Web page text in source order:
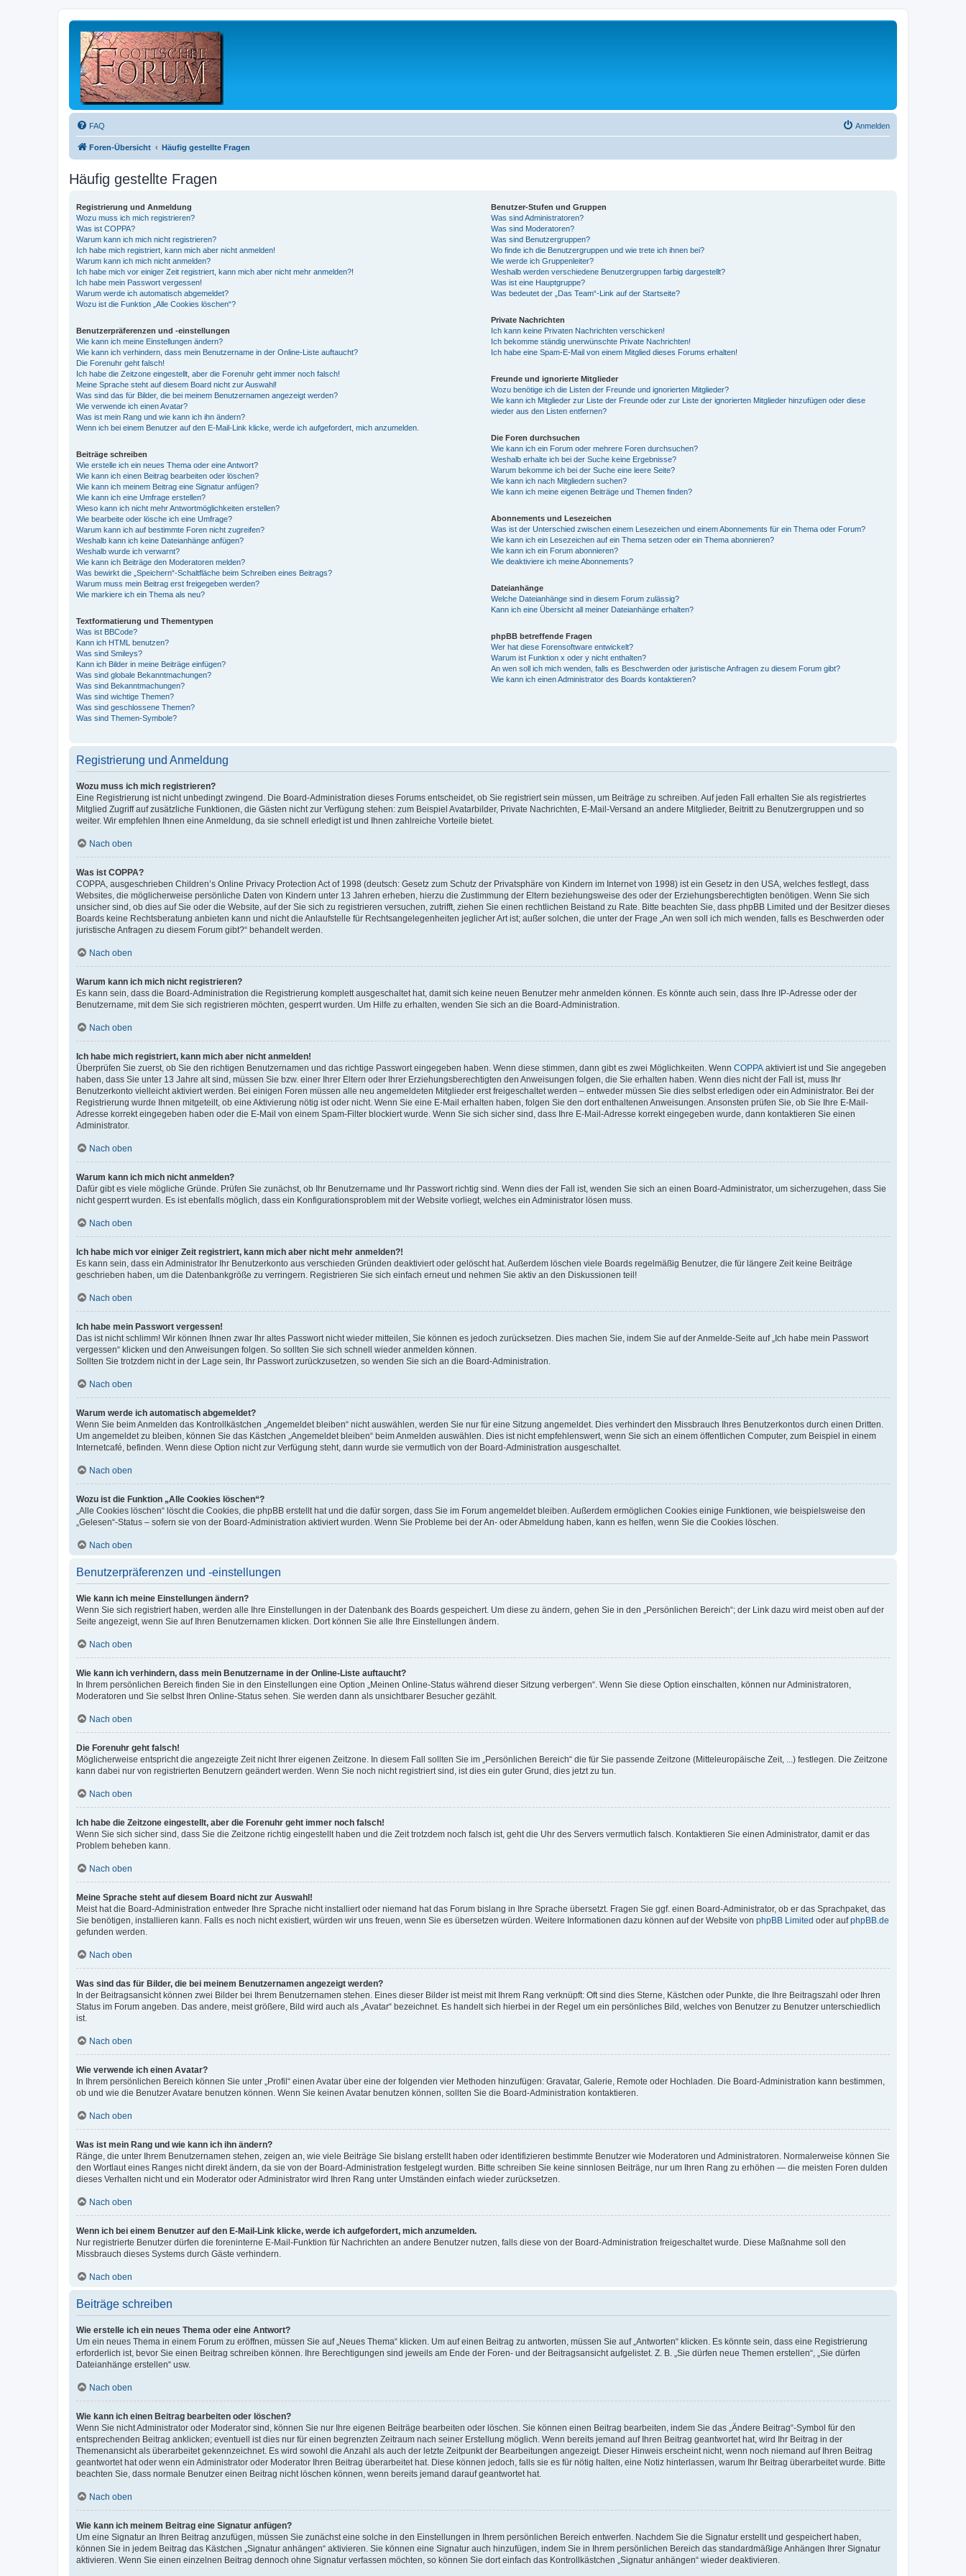
FAQ Anmelden
Foren-Übersicht Häufig gestellte Fragen
Häufig gestellte Fragen
Registrierung und Anmeldung
Wozu muss ich mich registrieren?
Was ist COPPA?
Warum kann ich mich nicht registrieren?
Ich habe mich registriert, kann mich aber nicht anmelden!
Warum kann ich mich nicht anmelden?
Ich habe mich vor einiger Zeit registriert, kann mich aber nicht mehr anmelden?!
Ich habe mein Passwort vergessen!
Warum werde ich automatisch abgemeldet?
Wozu ist die Funktion „Alle Cookies löschen“?
Benutzerpräferenzen und -einstellungen
Wie kann ich meine Einstellungen ändern?
Wie kann ich verhindern, dass mein Benutzername in der Online-Liste auftaucht?
Die Forenuhr geht falsch!
Ich habe die Zeitzone eingestellt, aber die Forenuhr geht immer noch falsch!
Meine Sprache steht auf diesem Board nicht zur Auswahl!
Was sind das für Bilder, die bei meinem Benutzernamen angezeigt werden?
Wie verwende ich einen Avatar?
Was ist mein Rang und wie kann ich ihn ändern?
Wenn ich bei einem Benutzer auf den E-Mail-Link klicke, werde ich aufgefordert, mich anzumelden.
Beiträge schreiben
Wie erstelle ich ein neues Thema oder eine Antwort?
Wie kann ich einen Beitrag bearbeiten oder löschen?
Wie kann ich meinem Beitrag eine Signatur anfügen?
Wie kann ich eine Umfrage erstellen?
Wieso kann ich nicht mehr Antwortmöglichkeiten erstellen?
Wie bearbeite oder lösche ich eine Umfrage?
Warum kann ich auf bestimmte Foren nicht zugreifen?
Weshalb kann ich keine Dateianhänge anfügen?
Weshalb wurde ich verwarnt?
Wie kann ich Beiträge den Moderatoren melden?
Was bewirkt die „Speichern“-Schaltfläche beim Schreiben eines Beitrags?
Warum muss mein Beitrag erst freigegeben werden?
Wie markiere ich ein Thema als neu?
Textformatierung und Thementypen
Was ist BBCode?
Kann ich HTML benutzen?
Was sind Smileys?
Kann ich Bilder in meine Beiträge einfügen?
Was sind globale Bekanntmachungen?
Was sind Bekanntmachungen?
Was sind wichtige Themen?
Was sind geschlossene Themen?
Was sind Themen-Symbole?
Benutzer-Stufen und Gruppen
Was sind Administratoren?
Was sind Moderatoren?
Was sind Benutzergruppen?
Wo finde ich die Benutzergruppen und wie trete ich ihnen bei?
Wie werde ich Gruppenleiter?
Weshalb werden verschiedene Benutzergruppen farbig dargestellt?
Was ist eine Hauptgruppe?
Was bedeutet der „Das Team“-Link auf der Startseite?
Private Nachrichten
Ich kann keine Privaten Nachrichten verschicken!
Ich bekomme ständig unerwünschte Private Nachrichten!
Ich habe eine Spam-E-Mail von einem Mitglied dieses Forums erhalten!
Freunde und ignorierte Mitglieder
Wozu benötige ich die Listen der Freunde und ignorierten Mitglieder?
Wie kann ich Mitglieder zur Liste der Freunde oder zur Liste der ignorierten Mitglieder hinzufügen oder diese
wieder aus den Listen entfernen?
Die Foren durchsuchen
Wie kann ich ein Forum oder mehrere Foren durchsuchen?
Weshalb erhalte ich bei der Suche keine Ergebnisse?
Warum bekomme ich bei der Suche eine leere Seite?
Wie kann ich nach Mitgliedern suchen?
Wie kann ich meine eigenen Beiträge und Themen finden?
Abonnements und Lesezeichen
Was ist der Unterschied zwischen einem Lesezeichen und einem Abonnements für ein Thema oder Forum?
Wie kann ich ein Lesezeichen auf ein Thema setzen oder ein Thema abonnieren?
Wie kann ich ein Forum abonnieren?
Wie deaktiviere ich meine Abonnements?
Dateianhänge
Welche Dateianhänge sind in diesem Forum zulässig?
Kann ich eine Übersicht all meiner Dateianhänge erhalten?
phpBB betreffende Fragen
Wer hat diese Forensoftware entwickelt?
Warum ist Funktion x oder y nicht enthalten?
An wen soll ich mich wenden, falls es Beschwerden oder juristische Anfragen zu diesem Forum gibt?
Wie kann ich einen Administrator des Boards kontaktieren?
Registrierung und Anmeldung
Wozu muss ich mich registrieren?
Eine Registrierung ist nicht unbedingt zwingend. Die Board-Administration dieses Forums entscheidet, ob Sie registriert sein müssen, um Beiträge zu schreiben. Auf jeden Fall erhalten Sie als registriertes
Mitglied Zugriff auf zusätzliche Funktionen, die Gästen nicht zur Verfügung stehen: zum Beispiel Avatarbilder, Private Nachrichten, E-Mail-Versand an andere Mitglieder, Beitritt zu Benutzergruppen und so
weiter. Wir empfehlen Ihnen eine Anmeldung, da sie schnell erledigt ist und Ihnen zahlreiche Vorteile bietet.
Nach oben
Was ist COPPA?
COPPA, ausgeschrieben Children’s Online Privacy Protection Act of 1998 (deutsch: Gesetz zum Schutz der Privatsphäre von Kindern im Internet von 1998) ist ein Gesetz in den USA, welches festlegt, dass
Websites, die möglicherweise persönliche Daten von Kindern unter 13 Jahren erheben, hierzu die Zustimmung der Eltern beziehungsweise des oder der Erziehungsberechtigten benötigen. Wenn Sie sich
unsicher sind, ob dies auf Sie oder die Website, auf der Sie sich zu registrieren versuchen, zutrifft, ziehen Sie einen rechtlichen Beistand zu Rate. Bitte beachten Sie, dass phpBB Limited und der Besitzer dieses
Boards keine Rechtsberatung anbieten kann und nicht die Anlaufstelle für Rechtsangelegenheiten jeglicher Art ist; außer solchen, die unter der Frage „An wen soll ich mich wenden, falls es Beschwerden oder
juristische Anfragen zu diesem Forum gibt?“ behandelt werden.
Nach oben
Warum kann ich mich nicht registrieren?
Es kann sein, dass die Board-Administration die Registrierung komplett ausgeschaltet hat, damit sich keine neuen Benutzer mehr anmelden können. Es könnte auch sein, dass Ihre IP-Adresse oder der
Benutzername, mit dem Sie sich registrieren möchten, gesperrt wurden. Um Hilfe zu erhalten, wenden Sie sich an die Board-Administration.
Nach oben
Ich habe mich registriert, kann mich aber nicht anmelden!
Überprüfen Sie zuerst, ob Sie den richtigen Benutzernamen und das richtige Passwort eingegeben haben. Wenn diese stimmen, dann gibt es zwei Möglichkeiten. Wenn COPPA aktiviert ist und Sie angegeben
haben, dass Sie unter 13 Jahre alt sind, müssen Sie bzw. einer Ihrer Eltern oder Ihrer Erziehungsberechtigten den Anweisungen folgen, die Sie erhalten haben. Wenn dies nicht der Fall ist, muss Ihr
Benutzerkonto vielleicht aktiviert werden. Bei einigen Foren müssen alle neu angemeldeten Mitglieder erst freigeschaltet werden – entweder müssen Sie dies selbst erledigen oder ein Administrator. Bei der
Registrierung wurde Ihnen mitgeteilt, ob eine Aktivierung nötig ist oder nicht. Wenn Sie eine E-Mail erhalten haben, folgen Sie den dort enthaltenen Anweisungen. Ansonsten prüfen Sie, ob Sie Ihre E-Mail-
Adresse korrekt eingegeben haben oder die E-Mail von einem Spam-Filter blockiert wurde. Wenn Sie sich sicher sind, dass Ihre E-Mail-Adresse korrekt eingegeben wurde, dann kontaktieren Sie einen
Administrator.
Nach oben
Warum kann ich mich nicht anmelden?
Dafür gibt es viele mögliche Gründe. Prüfen Sie zunächst, ob Ihr Benutzername und Ihr Passwort richtig sind. Wenn dies der Fall ist, wenden Sie sich an einen Board-Administrator, um sicherzugehen, dass Sie
nicht gesperrt wurden. Es ist ebenfalls möglich, dass ein Konfigurationsproblem mit der Website vorliegt, welches ein Administrator lösen muss.
Nach oben
Ich habe mich vor einiger Zeit registriert, kann mich aber nicht mehr anmelden?!
Es kann sein, dass ein Administrator Ihr Benutzerkonto aus verschieden Gründen deaktiviert oder gelöscht hat. Außerdem löschen viele Boards regelmäßig Benutzer, die für längere Zeit keine Beiträge
geschrieben haben, um die Datenbankgröße zu verringern. Registrieren Sie sich einfach erneut und nehmen Sie aktiv an den Diskussionen teil!
Nach oben
Ich habe mein Passwort vergessen!
Das ist nicht schlimm! Wir können Ihnen zwar Ihr altes Passwort nicht wieder mitteilen, Sie können es jedoch zurücksetzen. Dies machen Sie, indem Sie auf der Anmelde-Seite auf „Ich habe mein Passwort
vergessen“ klicken und den Anweisungen folgen. So sollten Sie sich schnell wieder anmelden können.
Sollten Sie trotzdem nicht in der Lage sein, Ihr Passwort zurückzusetzen, so wenden Sie sich an die Board-Administration.
Nach oben
Warum werde ich automatisch abgemeldet?
Wenn Sie beim Anmelden das Kontrollkästchen „Angemeldet bleiben“ nicht auswählen, werden Sie nur für eine Sitzung angemeldet. Dies verhindert den Missbrauch Ihres Benutzerkontos durch einen Dritten.
Um angemeldet zu bleiben, können Sie das Kästchen „Angemeldet bleiben“ beim Anmelden auswählen. Dies ist nicht empfehlenswert, wenn Sie sich an einem öffentlichen Computer, zum Beispiel in einem
Internetcafé, befinden. Wenn diese Option nicht zur Verfügung steht, dann wurde sie vermutlich von der Board-Administration ausgeschaltet.
Nach oben
Wozu ist die Funktion „Alle Cookies löschen“?
„Alle Cookies löschen“ löscht die Cookies, die phpBB erstellt hat und die dafür sorgen, dass Sie im Forum angemeldet bleiben. Außerdem ermöglichen Cookies einige Funktionen, wie beispielsweise den
„Gelesen“-Status – sofern sie von der Board-Administration aktiviert wurden. Wenn Sie Probleme bei der An- oder Abmeldung haben, kann es helfen, wenn Sie die Cookies löschen.
Nach oben
Benutzerpräferenzen und -einstellungen
Wie kann ich meine Einstellungen ändern?
Wenn Sie sich registriert haben, werden alle Ihre Einstellungen in der Datenbank des Boards gespeichert. Um diese zu ändern, gehen Sie in den „Persönlichen Bereich“; der Link dazu wird meist oben auf der
Seite angezeigt, wenn Sie auf Ihren Benutzernamen klicken. Dort können Sie alle Ihre Einstellungen ändern.
Nach oben
Wie kann ich verhindern, dass mein Benutzername in der Online-Liste auftaucht?
In Ihrem persönlichen Bereich finden Sie in den Einstellungen eine Option „Meinen Online-Status während dieser Sitzung verbergen“. Wenn Sie diese Option einschalten, können nur Administratoren,
Moderatoren und Sie selbst Ihren Online-Status sehen. Sie werden dann als unsichtbarer Besucher gezählt.
Nach oben
Die Forenuhr geht falsch!
Möglicherweise entspricht die angezeigte Zeit nicht Ihrer eigenen Zeitzone. In diesem Fall sollten Sie im „Persönlichen Bereich“ die für Sie passende Zeitzone (Mitteleuropäische Zeit, ...) festlegen. Die Zeitzone
kann dabei nur von registrierten Benutzern geändert werden. Wenn Sie noch nicht registriert sind, ist dies ein guter Grund, dies jetzt zu tun.
Nach oben
Ich habe die Zeitzone eingestellt, aber die Forenuhr geht immer noch falsch!
Wenn Sie sich sicher sind, dass Sie die Zeitzone richtig eingestellt haben und die Zeit trotzdem noch falsch ist, geht die Uhr des Servers vermutlich falsch. Kontaktieren Sie einen Administrator, damit er das
Problem beheben kann.
Nach oben
Meine Sprache steht auf diesem Board nicht zur Auswahl!
Meist hat die Board-Administration entweder Ihre Sprache nicht installiert oder niemand hat das Forum bislang in Ihre Sprache übersetzt. Fragen Sie ggf. einen Board-Administrator, ob er das Sprachpaket, das
Sie benötigen, installieren kann. Falls es noch nicht existiert, würden wir uns freuen, wenn Sie es übersetzen würden. Weitere Informationen dazu können auf der Website von phpBB Limited oder aufphpBB.de
gefunden werden.
Nach oben
Was sind das für Bilder, die bei meinem Benutzernamen angezeigt werden?
In der Beitragsansicht können zwei Bilder bei Ihrem Benutzernamen stehen. Eines dieser Bilder ist meist mit Ihrem Rang verknüpft: Oft sind dies Sterne, Kästchen oder Punkte, die Ihre Beitragszahl oder Ihren
Status im Forum angeben. Das andere, meist größere, Bild wird auch als „Avatar“ bezeichnet. Es handelt sich hierbei in der Regel um ein persönliches Bild, welches von Benutzer zu Benutzer unterschiedlich
ist.
Nach oben
Wie verwende ich einen Avatar?
In Ihrem persönlichen Bereich können Sie unter „Profil“ einen Avatar über eine der folgenden vier Methoden hinzufügen: Gravatar, Galerie, Remote oder Hochladen. Die Board-Administration kann bestimmen,
ob und wie die Benutzer Avatare benutzen können. Wenn Sie keinen Avatar benutzen können, sollten Sie die Board-Administration kontaktieren.
Nach oben
Was ist mein Rang und wie kann ich ihn ändern?
Ränge, die unter Ihrem Benutzernamen stehen, zeigen an, wie viele Beiträge Sie bislang erstellt haben oder identifizieren bestimmte Benutzer wie Moderatoren und Administratoren. Normalerweise können Sie
den Wortlaut eines Ranges nicht direkt ändern, da sie von der Board-Administration festgelegt wurden. Bitte schreiben Sie keine sinnlosen Beiträge, nur um Ihren Rang zu erhöhen — die meisten Foren dulden
dieses Verhalten nicht und ein Moderator oder Administrator wird Ihren Rang unter Umständen einfach wieder zurücksetzen.
Nach oben
Wenn ich bei einem Benutzer auf den E-Mail-Link klicke, werde ich aufgefordert, mich anzumelden.
Nur registrierte Benutzer dürfen die foreninterne E-Mail-Funktion für Nachrichten an andere Benutzer nutzen, falls diese von der Board-Administration freigeschaltet wurde. Diese Maßnahme soll den
Missbrauch dieses Systems durch Gäste verhindern.
Nach oben
Beiträge schreiben
Wie erstelle ich ein neues Thema oder eine Antwort?
Um ein neues Thema in einem Forum zu eröffnen, müssen Sie auf „Neues Thema“ klicken. Um auf einen Beitrag zu antworten, müssen Sie auf „Antworten“ klicken. Es könnte sein, dass eine Registrierung
erforderlich ist, bevor Sie einen Beitrag schreiben können. Ihre Berechtigungen sind jeweils am Ende der Foren- und der Beitragsansicht aufgelistet. Z. B. „Sie dürfen neue Themen erstellen“, „Sie dürfen
Dateianhänge erstellen“ usw.
Nach oben
Wie kann ich einen Beitrag bearbeiten oder löschen?
Wenn Sie nicht Administrator oder Moderator sind, können Sie nur Ihre eigenen Beiträge bearbeiten oder löschen. Sie können einen Beitrag bearbeiten, indem Sie das „Ändere Beitrag“-Symbol für den
entsprechenden Beitrag anklicken; eventuell ist dies nur für einen begrenzten Zeitraum nach seiner Erstellung möglich. Wenn bereits jemand auf Ihren Beitrag geantwortet hat, wird Ihr Beitrag in der
Themenansicht als überarbeitet gekennzeichnet. Es wird sowohl die Anzahl als auch der letzte Zeitpunkt der Bearbeitungen angezeigt. Dieser Hinweis erscheint nicht, wenn noch niemand auf Ihren Beitrag
geantwortet hat oder wenn ein Administrator oder Moderator Ihren Beitrag überarbeitet hat. Diese können jedoch, falls sie es für nötig halten, eine Notiz hinterlassen, warum Ihr Beitrag überarbeitet wurde. Bitte
beachten Sie, dass normale Benutzer einen Beitrag nicht löschen können, wenn bereits jemand darauf geantwortet hat.
Nach oben
Wie kann ich meinem Beitrag eine Signatur anfügen?
Um eine Signatur an Ihren Beitrag anzufügen, müssen Sie zunächst eine solche in den Einstellungen in Ihrem persönlichen Bereich entwerfen. Nachdem Sie die Signatur erstellt und gespeichert haben,
können Sie in jedem Beitrag das Kästchen „Signatur anhängen“ aktivieren. Sie können eine Signatur auch hinzufügen, indem Sie in Ihrem persönlichen Bereich das standardmäßige Anhängen Ihrer Signatur
aktivieren. Wenn Sie einen einzelnen Beitrag dennoch ohne Signatur verfassen möchten, so können Sie dort einfach das Kontrollkästchen „Signatur anhängen“ wieder deaktivieren.